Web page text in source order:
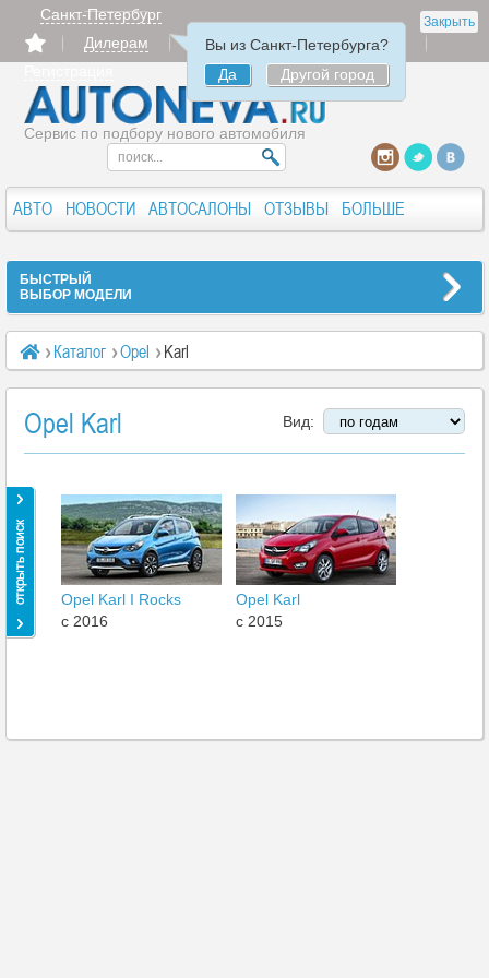
Закрыть
Санкт-Петербург
Вы из Санкт-Петербурга?
Да
Другой город
Дилерам Продать
Авторизация
Сервис по подбору нового автомобиля
АВТО НОВОСТИ АВТОСАЛОНЫ ОТЗЫВЫ БОЛЬШЕ
БЫСТРЫЙ
ВЫБОР МОДЕЛИ
Каталог Opel Karl
Вид:
Opel Karl
Opel Karl I Rocks
c 2016
Opel Karl
c 2015